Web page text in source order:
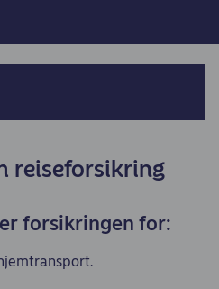
reiseforsikring
forsikringen for: